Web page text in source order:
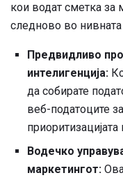
кои водат сметка за
следново во
Предвидливо
интелигенција:
да собирате
веб-податоците
приоритизацијата
Водечко
маркетингот: